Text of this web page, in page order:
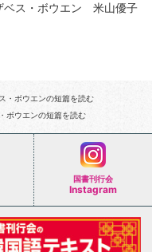
ベス・ボウエン 米山優子
・ボウエンの短篇を読む
ボウエンの短篇を読む
国書刊行会
Instagram